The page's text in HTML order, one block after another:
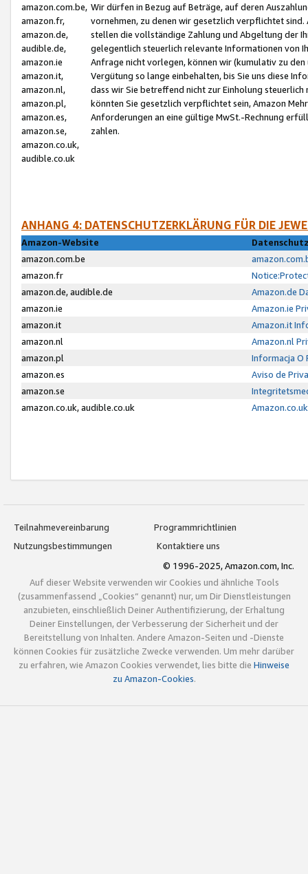
amazon.com.be,
amazon.fr,
amazon.de,
audible.de,
amazon.ie
amazon.it,
amazon.nl,
amazon.pl,
amazon.es,
amazon.se,
amazon.co.uk,
audible.co.uk
Wir dürfen in Bezug auf Beträge, auf deren
vornehmen, zu denen wir gesetzlich verpflichtet
stellen die vollständige Zahlung und Abgeltung der
gelegentlich steuerlich relevante Informationen von
Anfrage nicht vorlegen, können wir (kumulativ zu
Vergütung so lange einbehalten, bis Sie uns diese
dass wir Sie betreffend nicht zur Einholung
könnten Sie gesetzlich verpflichtet sein, Amazon
Anforderungen an eine gültige MwSt.-Rechnung
zahlen.
ANHANG 4: DATENSCHUTZERKLÄRUNG FÜR DIE
Amazon-Website
amazon.com.be
amazon.fr
amazon.de, audible.de
Amazon.de
amazon.ie
Amazon.ie
amazon.it
Amazon.it
amazon.nl
Amazon.nl
amazon.pl
Informacja O
amazon.es
Aviso de
amazon.se
amazon.co.uk, audible.co.uk
Teilnahmevereinbarung
Programmrichtlinien
Nutzungsbestimmungen
Kontaktiere uns
© 1996-2025, Amazon.com, Inc.
Auf dieser Website verwenden wir Cookies und ähnliche Tools
(zusammenfassend „Cookies“ genannt) nur, um Dir Dienstleistungen
anzubieten, einschließlich Deiner Authentifizierung, der Erhaltung
Deiner Einstellungen, der Verbesserung der Sicherheit und der
Bereitstellung von Inhalten. Andere Amazon-Seiten und -Dienste
können Cookies für zusätzliche Zwecke verwenden. Um mehr darüber
zu erfahren, wie Amazon Cookies verwendet, lies bitte die Hinweise
zu Amazon-Cookies.